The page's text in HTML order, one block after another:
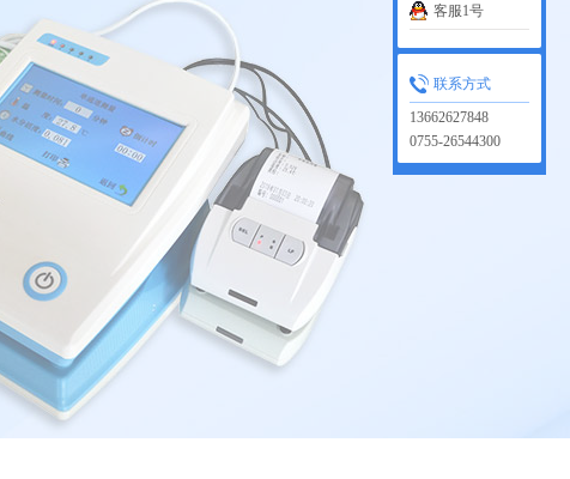
客服1号
联系方式
13662627848
0755-26544300